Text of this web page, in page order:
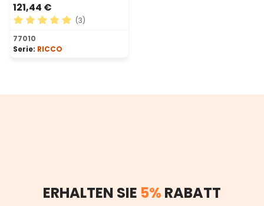
121,44 €
Durchschnittliche Bewertung von 5 von 5 Sternen
(3)
77010
Serie: RICCO
ERHALTEN SIE 5% RABATT